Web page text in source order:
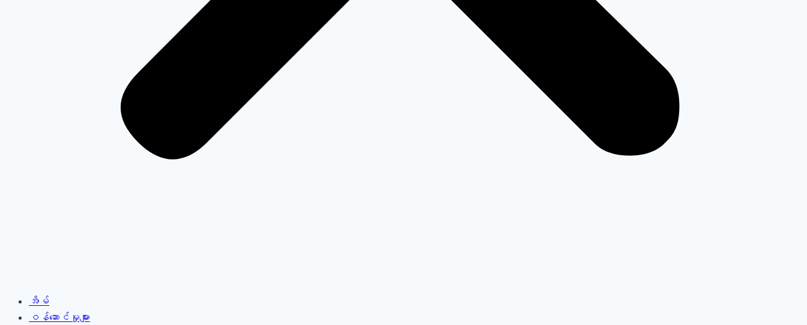
အိမ်
ဝန်ဆောင်မှုများ